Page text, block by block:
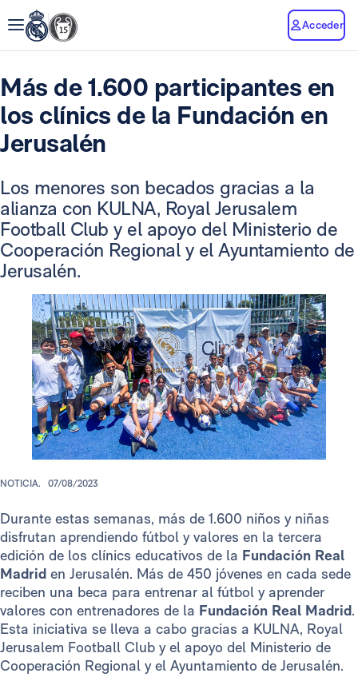
Acceder
Más de 1.600 participantes en
los clínics de la Fundación en
Jerusalén
Los menores son becados gracias a la
alianza con KULNA, Royal Jerusalem
Football Club y el apoyo del Ministerio de
Cooperación Regional y el Ayuntamiento de
Jerusalén.
NOTICIA. 07/08/2023
Durante estas semanas, más de 1.600 niños y niñas
disfrutan aprendiendo fútbol y valores en la tercera
edición de los clínics educativos de la Fundación Real
Madrid en Jerusalén. Más de 450 jóvenes en cada sede
reciben una beca para entrenar al fútbol y aprender
valores con entrenadores de la Fundación Real Madrid.
Esta iniciativa se lleva a cabo gracias a KULNA, Royal
Jerusalem Football Club y el apoyo del Ministerio de
Cooperación Regional y el Ayuntamiento de Jerusalén.